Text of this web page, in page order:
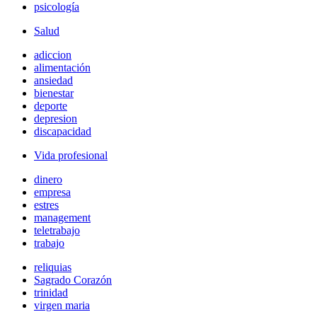
psicología
Salud
adiccion
alimentación
ansiedad
bienestar
deporte
depresion
discapacidad
Vida profesional
dinero
empresa
estres
management
teletrabajo
trabajo
reliquias
Sagrado Corazón
trinidad
virgen maria